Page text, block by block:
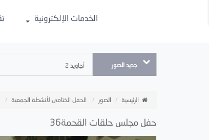
الخدمات الإلكترونية
جديد الصور أجاويد 2
الرئيسية الصور الحفل الختامي لأنشطة الجمعية
حفل مجلس حلقات القحمة36